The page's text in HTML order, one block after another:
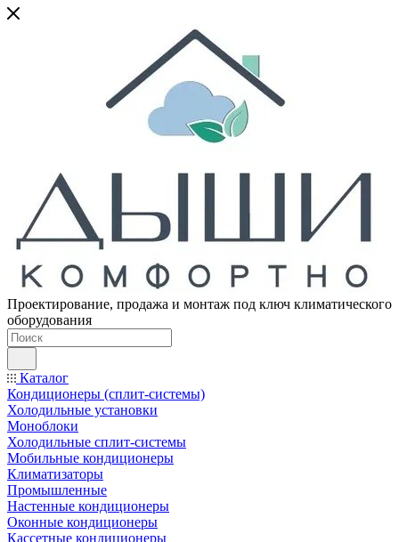
Проектирование, продажа и монтаж под ключ климатического
оборудования
Каталог
Кондиционеры (сплит-системы)
Холодильные установки
Моноблоки
Холодильные сплит-системы
Мобильные кондиционеры
Климатизаторы
Промышленные
Настенные кондиционеры
Оконные кондиционеры
Кассетные кондиционеры